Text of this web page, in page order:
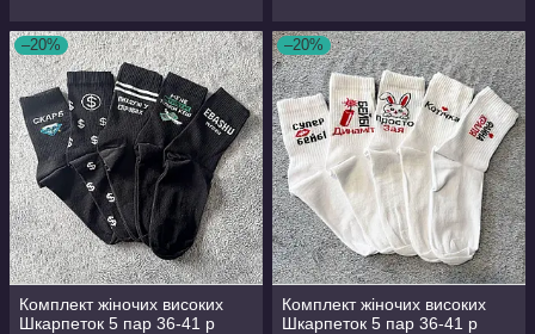
–20%
Комплект жіночих високих
Шкарпеток 5 пар 36-41 р
–20%
Комплект жіночих високих
Шкарпеток 5 пар 36-41 р